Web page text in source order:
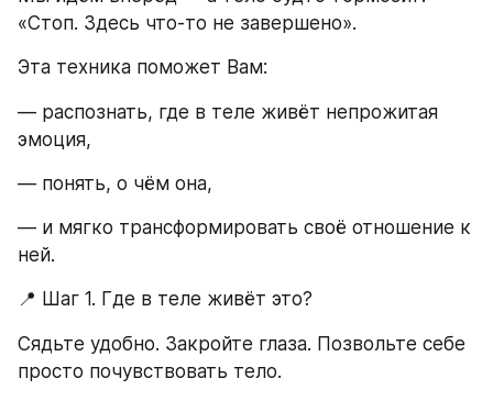
«Стоп. Здесь что-то не завершено».
Эта техника поможет Вам:
— распознать, где в теле живёт непрожитая
эмоция,
— понять, о чём она,
— и мягко трансформировать своё отношение к
ней.
📍 Шаг 1. Где в теле живёт это?
Сядьте удобно. Закройте глаза. Позвольте себе
просто почувствовать тело.